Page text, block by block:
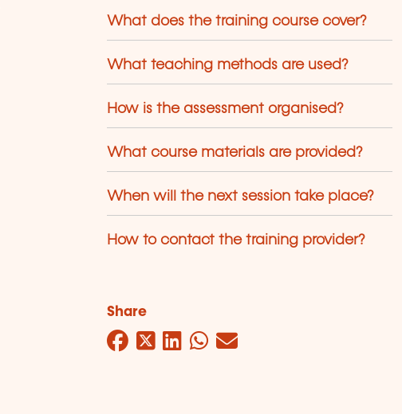
What does the training course cover?
What teaching methods are used?
How is the assessment organised?
What course materials are provided?
When will the next session take place?
How to contact the training provider?
Share
Facebook
Twitter
LinkedIn
WhatsApp
Mail